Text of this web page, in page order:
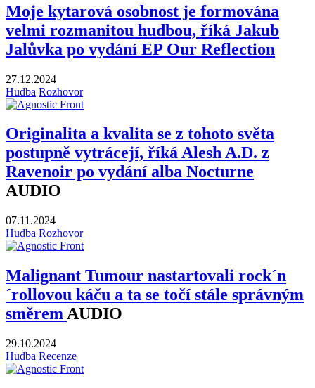
Moje kytarová osobnost je formována
velmi rozmanitou hudbou, říká Jakub
Jalůvka po vydání EP Our Reflection
27.12.2024
Hudba Rozhovor
Originalita a kvalita se z tohoto světa
postupně vytrácejí, říká Alesh A.D. z
Ravenoir po vydání alba Nocturne
AUDIO
07.11.2024
Hudba Rozhovor
Malignant Tumour nastartovali rock´n
´rollovou káču a ta se točí stále správným
směremAUDIO
29.10.2024
Hudba Recenze